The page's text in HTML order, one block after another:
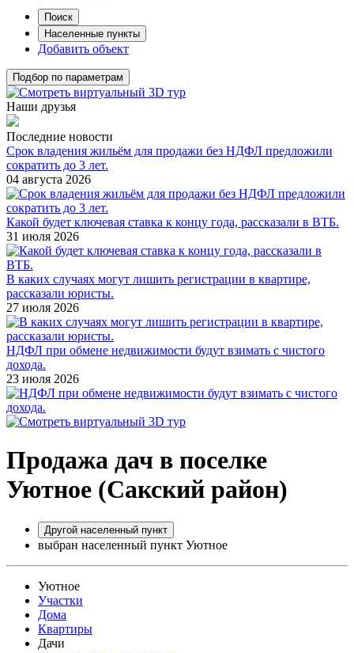
Поиск
Населенные пункты
Добавить объект
Подбор по параметрам
Наши друзья
Последние новости
Срок владения жильём для продажи без НДФЛ предложили
сократить до 3 лет.
04 августа 2026
Какой будет ключевая ставка к концу года, рассказали в ВТБ.
31 июля 2026
В каких случаях могут лишить регистрации в квартире,
рассказали юристы.
27 июля 2026
НДФЛ при обмене недвижимости будут взимать с чистого
дохода.
23 июля 2026
Продажа дач в поселке
Уютное (Сакский район)
Другой населенный пункт
выбран населенный пункт Уютное
Уютное
Участки
Дома
Квартиры
Дачи